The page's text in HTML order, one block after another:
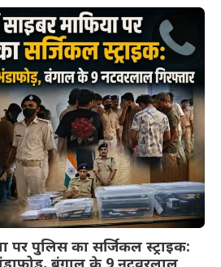
पर पुलिस का सर्जिकल स्ट्राइक: